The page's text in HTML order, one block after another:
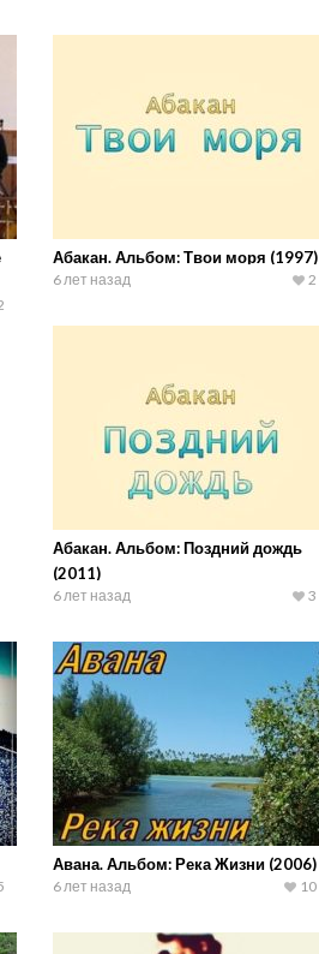
Абакан. Альбом: Твои моря (1997)
6 лет назад 2
Абакан. Альбом: Поздний дождь
(2011)
6 лет назад 3
Авана. Альбом: Река Жизни (2006)
6 лет назад 10